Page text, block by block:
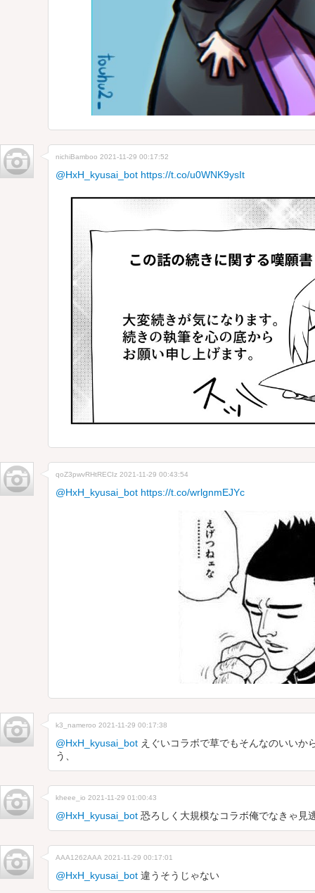
nichiBamboo 2021-11-29 00:17:52
@HxH_kyusai_bot https://t.co/u0WNK9ysIt
qoZ3pwvRHtRECIz 2021-11-29 00:43:54
@HxH_kyusai_bot https://t.co/wrlgnmEJYc
k3_nameroo 2021-11-29 00:17:38
@HxH_kyusai_bot えぐいコラボで草でもそんなのいいか
う、
kheee_io 2021-11-29 01:00:43
@HxH_kyusai_bot 恐ろしく大規模なコラボ俺でなきゃ見
AAA1262AAA 2021-11-29 00:17:01
@HxH_kyusai_bot 違うそうじゃない